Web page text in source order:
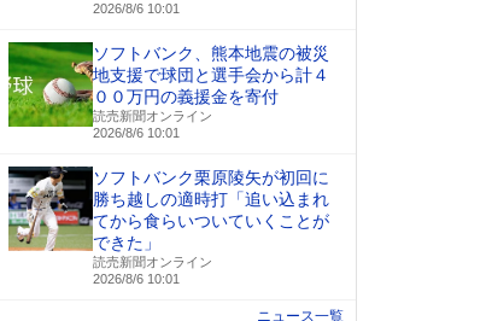
2026/8/6 10:01
ソフトバンク、熊本地震の被災
地支援で球団と選手会から計４
００万円の義援金を寄付
読売新聞オンライン
2026/8/6 10:01
ソフトバンク栗原陵矢が初回に
勝ち越しの適時打「追い込まれ
てから食らいついていくことが
できた」
読売新聞オンライン
2026/8/6 10:01
ニュース一覧